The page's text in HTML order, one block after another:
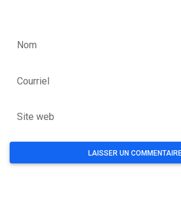
Nom
Courriel
Site web